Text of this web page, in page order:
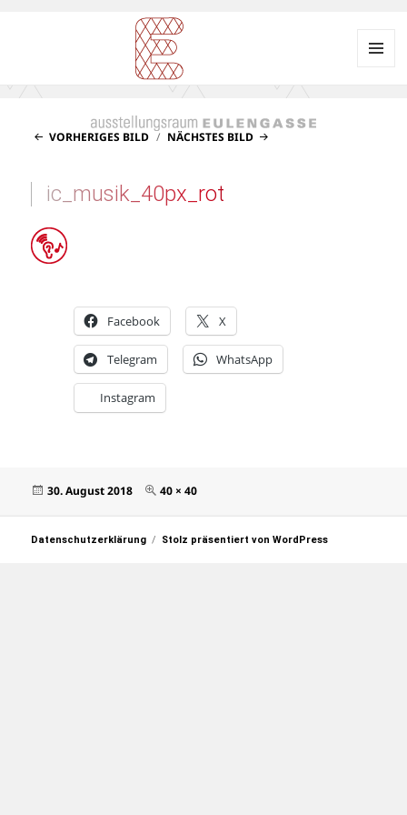
EULENGASSE
VORHERIGES BILD NÄCHSTES BILD
ic_musik_40px_rot
Facebook X
Telegram WhatsApp
Instagram
Veröffentlicht
30. August 2018 Originalgröße
40 × 40
Datenschutzerklärung Stolz präsentiert von WordPress